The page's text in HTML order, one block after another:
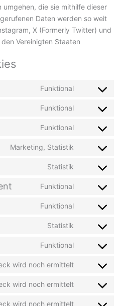
die sie mithilfe dieser
Daten werden so weit
X (Formerly Twitter) und
Vereinigten Staaten
Funktional
Consent
complianz
Funktional
Consent
wordpress
Funktional
Consent
polylang
Marketing, Statistik
Consent
wistia
Statistik
Consent
Funktional
Consent
gdpr-
consent
Funktional
Consent
stripe
Statistik
Consent
google-
Funktional
Consent
wordfence
wird noch ermittelt
Consent
wird noch ermittelt
Consent
wird noch ermittelt